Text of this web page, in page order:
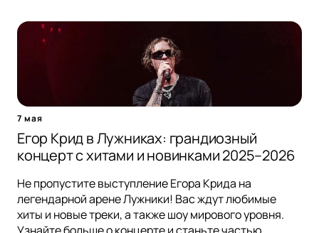
7 мая
Егор Крид в Лужниках: грандиозный
концерт с хитами и новинками 2025–2026
Не пропустите выступление Егора Крида на
легендарной арене Лужники! Вас ждут любимые
хиты и новые треки, а также шоу мирового уровня.